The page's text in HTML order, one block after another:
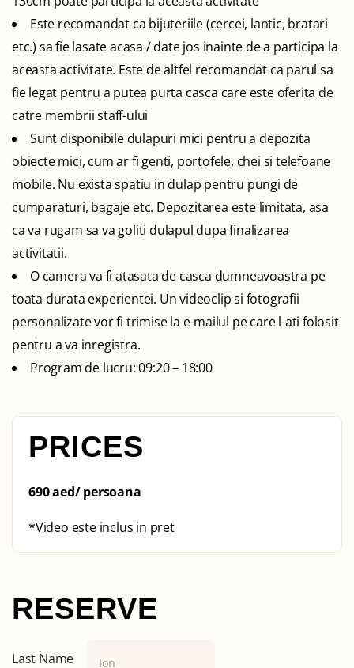
Este recomandat ca bijuteriile (cercei, lantic, bratari
etc.) sa fie lasate acasa / date jos inainte de a participa la
aceasta activitate. Este de altfel recomandat ca parul sa
fie legat pentru a putea purta casca care este oferita de
catre membrii staff-ului
Sunt disponibile dulapuri mici pentru a depozita
obiecte mici, cum ar fi genti, portofele, chei si telefoane
mobile. Nu exista spatiu in dulap pentru pungi de
cumparaturi, bagaje etc. Depozitarea este limitata, asa
ca va rugam sa va goliti dulapul dupa finalizarea
activitatii.
O camera va fi atasata de casca dumneavoastra pe
toata durata experientei. Un videoclip si fotografii
personalizate vor fi trimise la e-mailul pe care l-ati folosit
pentru a va inregistra.
Program de lucru: 09:20 – 18:00
PRICES
690 aed/ persoana
*Video este inclus in pret
RESERVE
Last Name